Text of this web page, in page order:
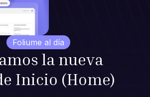
Foliume al día
la nueva
Inicio (Home)